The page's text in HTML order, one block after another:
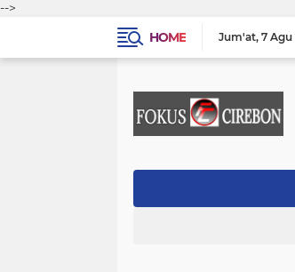
-->
HOME
Jum'at 7 Agu